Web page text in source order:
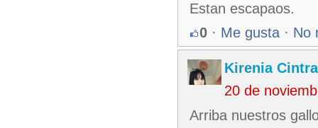
Estan escapaos.
0 · Me gusta · No
Kirenia
20 de
Arriba nuestros